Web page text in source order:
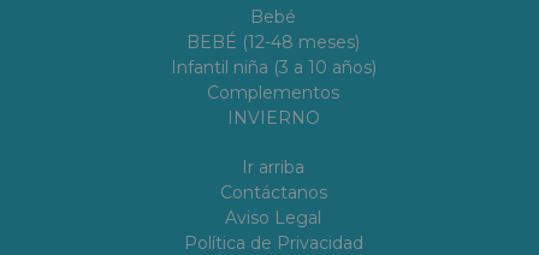
Bebé
BEBÉ (12-48 meses)
Infantil niña (3 a 10 años)
Complementos
INVIERNO
Ir arriba
Contáctanos
Aviso Legal
Política de Privacidad